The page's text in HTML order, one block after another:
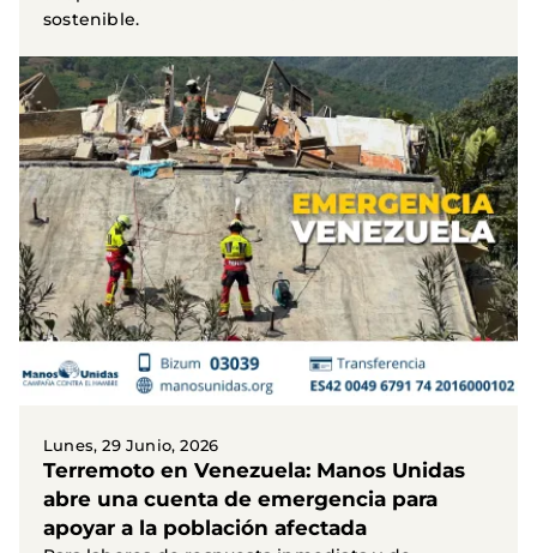
sostenible.
Lunes, 29 Junio, 2026
Terremoto en Venezuela: Manos Unidas
abre una cuenta de emergencia para
apoyar a la población afectada